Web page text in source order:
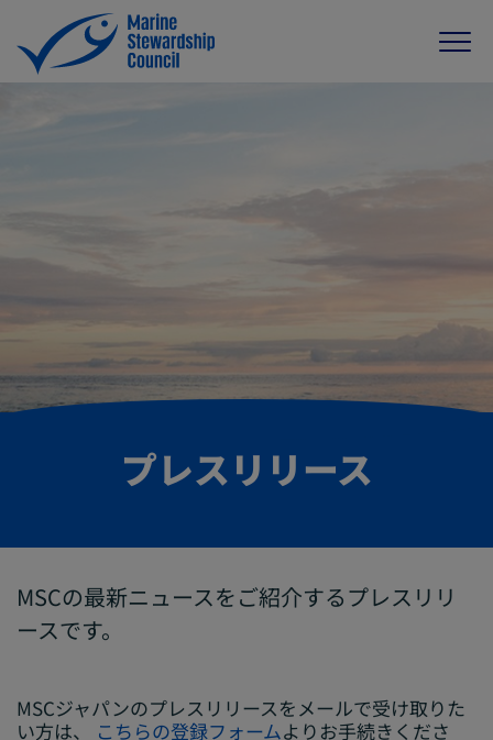
プレスリリース
MSCの最新ニュースをご紹介するプレスリリ
ースです。
MSCジャパンのプレスリリースをメールで受け取りた
い方は、
こちらの登録フォームよりお手続きくださ